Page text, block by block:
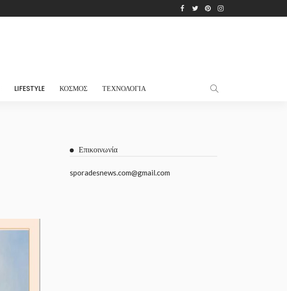
LIFESTYLE ΚΌΣΜΟΣ ΤΕΧΝΟΛΟΓΊΑ
Επικοινωνία
sporadesnews.com@gmail.com